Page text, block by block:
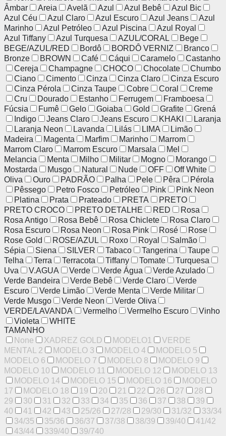
Âmbar
Areia Avelã Azul Azul Bebê
Azul Bic
Azul Céu
Azul Claro Azul Escuro Azul Jeans
Azul
Marinho
Azul Petróleo Azul Piscina
Azul Royal
Azul Tiffany
Azul Turquesa AZUL/CORAL
Bege
BEGE/AZUL/RED
Bordô BORDÔ VERNIZ
Branco
Bronze
BROWN Café Cáqui Caramelo
Castanho
Cereja
Champagne CHOCO Chocolate
Chumbo
Ciano
Cimento Cinza Cinza Claro
Cinza Escuro
Cinza Pérola
Cinza Taupe Cobre Coral
Creme
Cru
Dourado Estanho Ferrugem
Framboesa
Fúcsia
Fumê Gelo Goiaba Gold Grafite
Grená
Indigo
Jeans Claro Jeans Escuro KHAKI
Laranja
Laranja Neon
Lavanda Lilás LIMA
Limão
Madeira
Magenta Marfim Marinho
Marrom
Marrom Claro
Marrom Escuro Marsala
Mel
Melancia
Menta Milho Militar Mogno
Morango
Mostarda
Musgo Natural Nude OFF
Off White
Oliva
Ouro PADRÃO Palha Pele Pêra
Pérola
Pêssego
Petro Fosco Petróleo Pink
Pink Neon
Platina
Prata Prateado PRETA
PRETO
PRETO CROCO
PRETO DETALHE RED
Rosa
Rosa Antigo
Rosa Bebê Rosa Chiclete
Rosa Claro
Rosa Escuro
Rosa Neon Rosa Pink Rosé
Rose
Rose Gold
ROSE/AZUL Roxo Royal
Salmão
Sépia
Siena SILVER Tabaco Tangerina
Taupe
Telha
Terra Terracota Tiffany Tomate
Turquesa
Uva
V.AGUA Verde Verde Água
Verde Azulado
Verde Bandeira
Verde Bebê Verde Claro
Verde
Escuro
Verde Limão Verde Menta
Verde Militar
Verde Musgo
Verde Neon
Verde Oliva
VERDE/LAVANDA
Vermelho Vermelho Escuro
Vinho
Violeta
WHITE
TAMANHO
None
XADREZ GOLD MODELO1
VERDE
MENTAL 2
MODELO 3 MODELO 4
MODELO 5
MODELO 6
MODELO 7 MODELO 8
MODELO 9
MODELO 10
MODELO 11 MODELO 12
MODELO 13
MODELO 14
MODELO 15 MODELO 16
MODELO
17
MODELO 18 19 20 21 22 26 27
28
29
30 31 32 33 34 35 36 37 38
39
40
41 42 43 25/26 27/28 29/30 31/32
33/34
34/35
35/36 36/37 37/38 38/39 39/40
41/42
43/44
339/40
39/740